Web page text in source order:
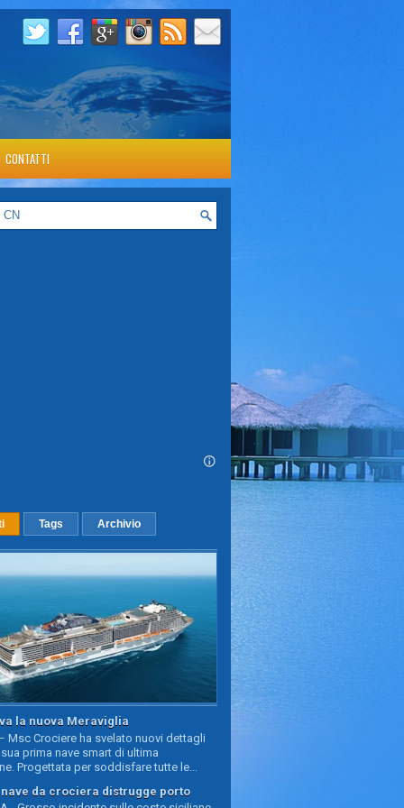
CONTATTI
Tags Archivio
la nuova Meraviglia
Msc Crociere ha svelato nuovi dettagli
prima nave smart di ultima
Progettata per soddisfare tutte le...
da crociera distrugge porto